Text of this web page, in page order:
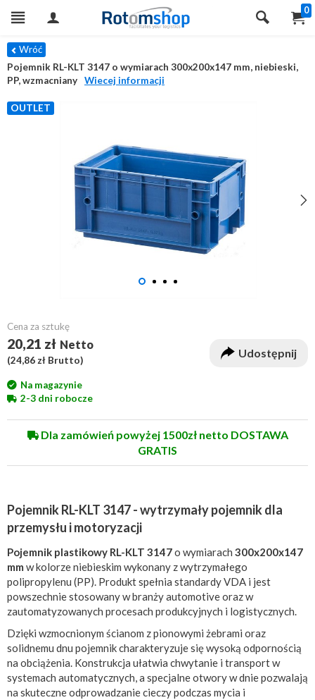
0
Wróć
Pojemnik RL-KLT 3147 o wymiarach 300x200x147 mm, niebieski,
PP, wzmacniany
Wiecej informacji
OUTLET
Cena za sztukę
20,21 zł Netto
(24,86 zł Brutto)
Udostępnij
Na magazynie
2-3 dni robocze
Dla zamówień powyżej 1500zł netto DOSTAWA
GRATIS
Pojemnik RL-KLT 3147 - wytrzymały pojemnik dla
przemysłu i motoryzacji
Pojemnik plastikowy RL-KLT 3147o wymiarach 300x200x147
mm w kolorze niebieskim wykonany z wytrzymałego
polipropylenu (PP). Produkt spełnia standardy VDA i jest
powszechnie stosowany w branży automotive oraz w
zautomatyzowanych procesach produkcyjnych i logistycznych.
Dzięki wzmocnionym ścianom z pionowymi żebrami oraz
solidnemu dnu pojemnik charakteryzuje się wysoką odpornością
na obciążenia. Konstrukcja ułatwia chwytanie i transport w
systemach automatycznych, a specjalne otwory w dnie pozwalają
na skuteczne odprowadzanie cieczy podczas mycia i